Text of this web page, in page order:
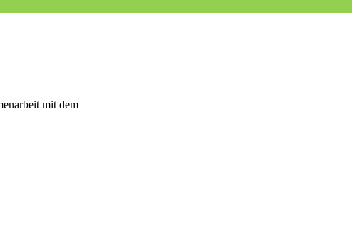
mit dem